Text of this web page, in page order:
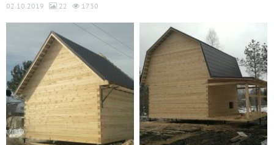
02.10.2019 22 1730